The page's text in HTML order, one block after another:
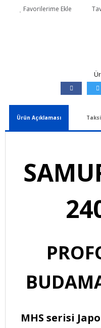
Favorilerime Ekle
Ürün Açıklaması
MHS serisi